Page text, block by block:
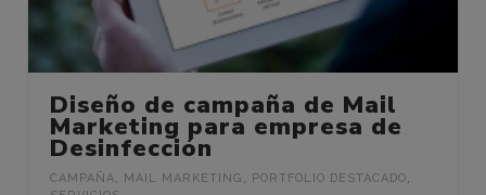
Diseño de campaña de Mail
Marketing para empresa de
Desinfección
CAMPAÑA, MAIL MARKETING , PORTFOLIO DESTACADO,